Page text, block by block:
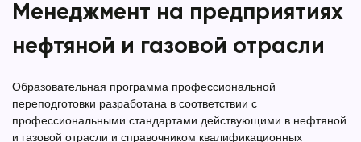
Менеджмент на предприятиях
нефтяной и газовой отрасли
Образовательная программа профессиональной
переподготовки разработана в соответствии с
профессиональными стандартами действующими в нефтяной
и газовой отрасли и справочником квалификационных